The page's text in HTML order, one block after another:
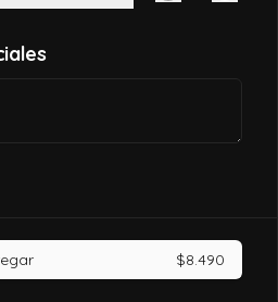
$7.490
$6.990
$8.490